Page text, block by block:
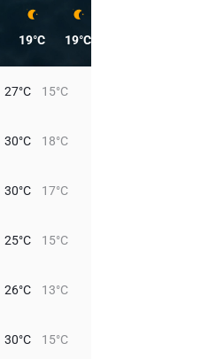
19°C 19°C
27°C 15°C
30°C 18°C
30°C 17°C
25°C 15°C
26°C 13°C
30°C 15°C